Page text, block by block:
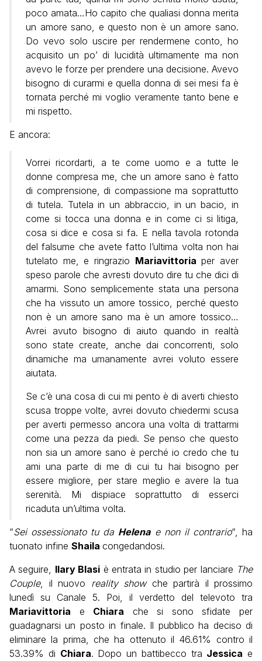
poco amata…Ho capito che qualiasi donna merita
un amore sano, e questo non è un amore sano.
Do vevo solo uscire per rendermene conto, ho
acquisito un po’ di lucidità ultimamente ma non
avevo le forze per prendere una decisione. Avevo
bisogno di curarmi e quella donna di sei mesi fa è
tornata perché mi voglio veramente tanto bene e
mi rispetto.
E ancora:
Vorrei ricordarti, a te come uomo e a tutte le
donne compresa me, che un amore sano è fatto
di comprensione, di compassione ma soprattutto
di tutela. Tutela in un abbraccio, in un bacio, in
come si tocca una donna e in come ci si litiga,
cosa si dice e cosa si fa. E nella tavola rotonda
del falsume che avete fatto l’ultima volta non hai
tutelato me, e ringrazio Mariavittoria per aver
speso parole che avresti dovuto dire tu che dici di
amarmi. Sono semplicemente stata una persona
che ha vissuto un amore tossico, perché questo
non è un amore sano ma è un amore tossico…
Avrei avuto bisogno di aiuto quando in realtà
sono state create, anche dai concorrenti, solo
dinamiche ma umanamente avrei voluto essere
aiutata.
Se c’è una cosa di cui mi pento è di averti chiesto
scusa troppe volte, avrei dovuto chiedermi scusa
per averti permesso ancora una volta di trattarmi
come una pezza da piedi. Se penso che questo
non sia un amore sano è perché io credo che tu
ami una parte di me di cui tu hai bisogno per
essere migliore, per stare meglio e avere la tua
serenità. Mi dispiace soprattutto di esserci
ricaduta un’ultima volta.
“Sei ossessionato tu da Helenae non il contrario“, ha
tuonato infine Shaila congedandosi.
A seguire, Ilary Blasi è entrata in studio per lanciare The
Couple, il nuovo reality showche partirà il prossimo
lunedì su Canale 5. Poi, il verdetto del televoto tra
Mariavittoria e Chiara che si sono sfidate per
guadagnarsi un posto in finale. Il pubblico ha deciso di
eliminare la prima, che ha ottenuto il 46.61% contro il
53.39% di Chiara. Dopo un battibecco tra Jessica e